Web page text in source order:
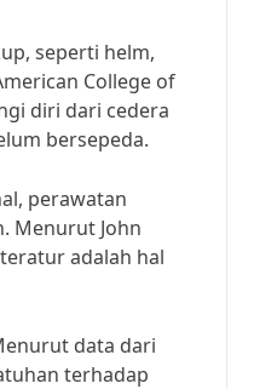
seperti helm,
College of
diri dari cedera
bersepeda.
perawatan
Menurut John
adalah hal
data dari
terhadap